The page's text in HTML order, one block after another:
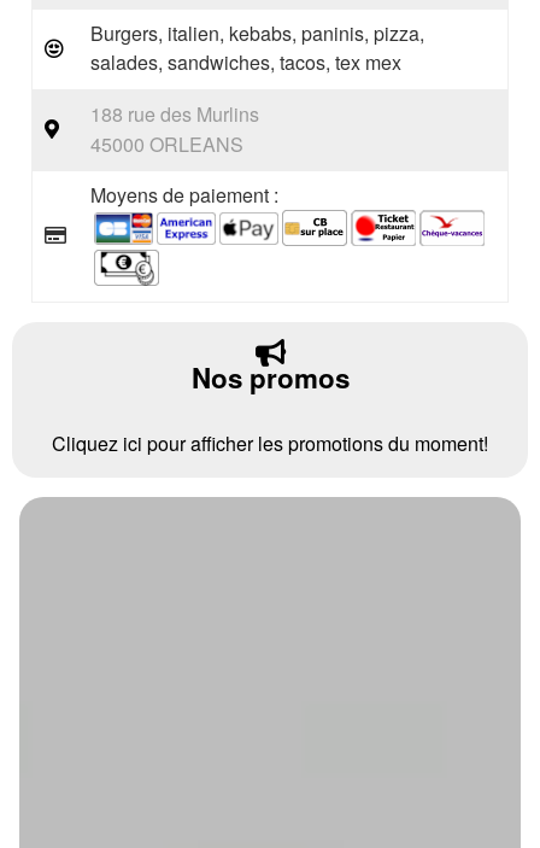
Burgers, italien, kebabs, paninis, pizza,
salades, sandwiches, tacos, tex mex
188 rue des Murlins
45000 ORLEANS
Moyens de paiement :
Nos promos
Cliquez ici pour afficher les promotions du moment!